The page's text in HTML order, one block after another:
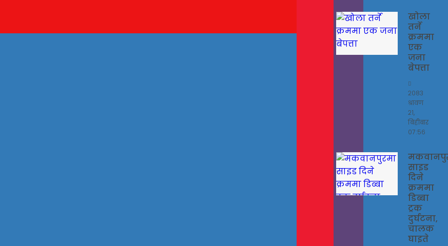
खोला
तर्ने
क्रममा
एक
जना
बेपत्ता
२०८३
श्रावण
२१,
बिहीबार
०७:५६
साइड
दिने
क्रममा
डिब्बा
ट्रक
दुर्घटना,
चालक
घाइते